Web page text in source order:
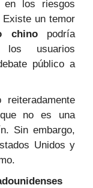
los riesgos
Existe un temor
chinopodría
usuarios
público a
que no es una
Sin embargo,
Unidos y